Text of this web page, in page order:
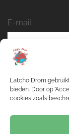
Latcho Drom
bieden. Door op
cookies zoals
E-mail
Naam